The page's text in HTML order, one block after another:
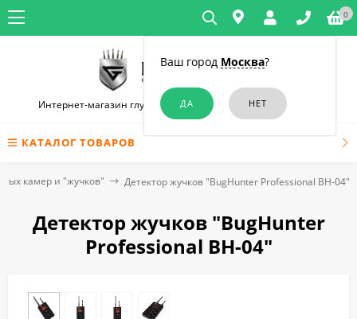
Ваш город Москва?
0
Интернет-магазин глушилок связи и диктофонов в Москве
КАТАЛОГ ТОВАРОВ
камер и "жучков" Детектор жучков "BugHunter Professional BH-04"
Детектор жучков "BugHunter
Professional BH-04"